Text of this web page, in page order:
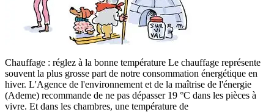
Chauffage : réglez à la bonne température Le chauffage représente
souvent la plus grosse part de notre consommation énergétique en
hiver. L'Agence de l'environnement et de la maîtrise de l'énergie
(Ademe) recommande de ne pas dépasser 19 °C dans les pièces à
vivre. Et dans les chambres, une température de